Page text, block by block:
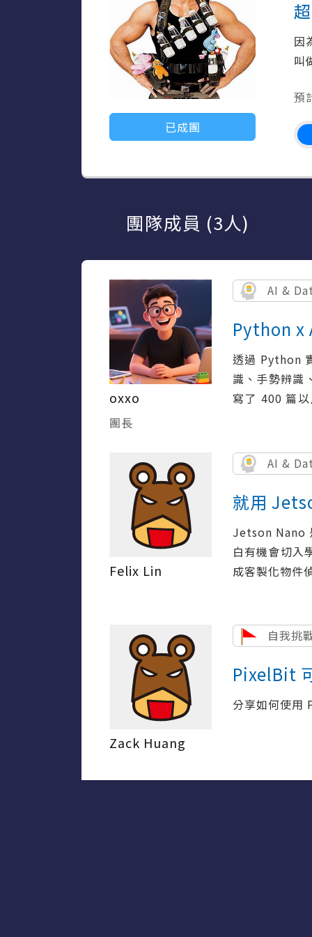
已成團
因
叫
預
團隊成員 (3人)
oxxo
團長
AI &
Python x
透過 Python
識、手勢辨識
寫了 400 篇
Felix Lin
AI &
就用
Jetson Nano
白有機會切入
成客製化物件
Zack Huang
自我挑
PixelBit
分享如何使用